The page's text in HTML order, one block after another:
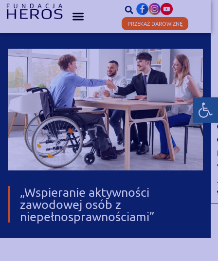
PRZEKAŻ DAROWIZNĘ
„Wspieranie aktywności
zawodowej osób z
niepełnosprawnościami”